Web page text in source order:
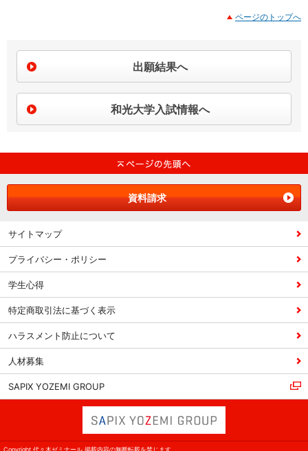
ページのトップへ
出願結果へ
和光大学入試情報へ
資料請求
サイトマップ
プライバシー・ポリシー
学生心得
特定商取引法に基づく表示
ハラスメント防止について
人材募集
SAPIX YOZEMI GROUP
Copyright 代々木ゼミナール 掲載内容の無断転載を禁じます。